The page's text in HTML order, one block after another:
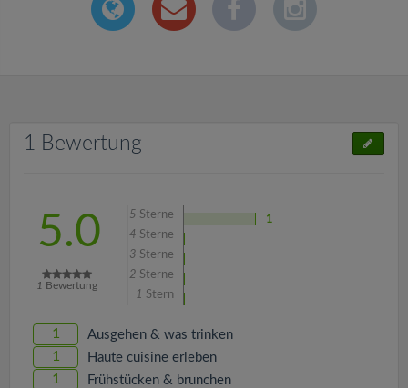
1 Bewertung
5.0
1 Bewertung
5 Sterne
1
4 Sterne
3 Sterne
2 Sterne
1 Stern
1 Ausgehen & was trinken
1 Haute cuisine erleben
1 Frühstücken & brunchen